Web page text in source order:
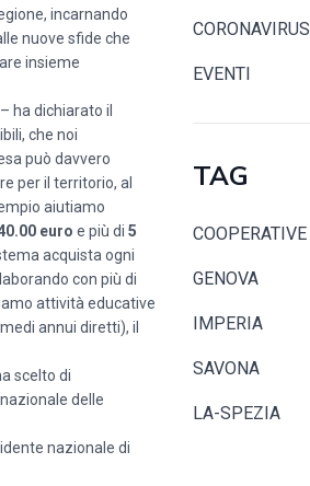
incarnando
nuove sfide che
insieme
ha dichiarato il
che noi
può davvero
per il territorio, al
aiutiamo
euro e più di 5
acquista ogni
con più di
attività educative
annui diretti), il
scelto di
delle
nazionale di
CORONAVIRUS
EVENTI
TAG
COOPERATIVE
GENOVA
IMPERIA
SAVONA
LA-SPEZIA